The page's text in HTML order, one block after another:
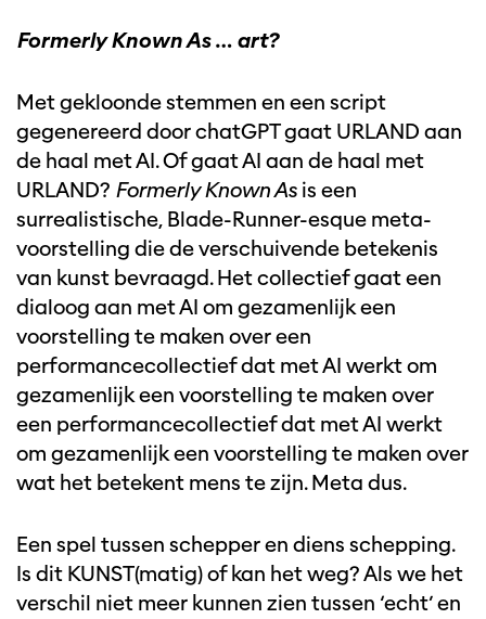
Formerly Known As … art?
Met gekloonde stemmen en een script
gegenereerd door chatGPT gaat URLAND aan
de haal met AI. Of gaat AI aan de haal met
URLAND? Formerly Known As is een
surrealistische, Blade-Runner-esque meta-
voorstelling die de verschuivende betekenis
van kunst bevraagd. Het collectief gaat een
dialoog aan met AI om gezamenlijk een
voorstelling te maken over een
performancecollectief dat met AI werkt om
gezamenlijk een voorstelling te maken over
een performancecollectief dat met AI werkt
om gezamenlijk een voorstelling te maken over
wat het betekent mens te zijn. Meta dus.
Een spel tussen schepper en diens schepping.
Is dit KUNST(matig) of kan het weg? Als we het
verschil niet meer kunnen zien tussen ‘echt’ en